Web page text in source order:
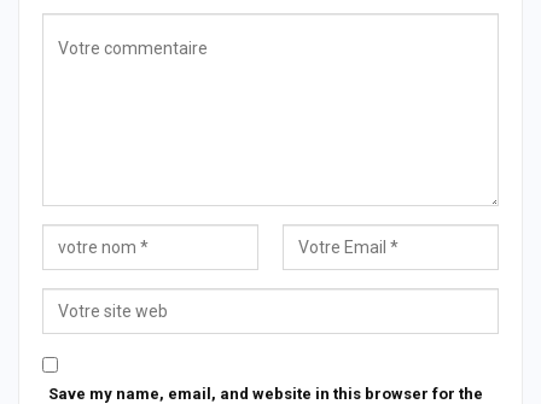
Save my name, email, and website in this browser for the